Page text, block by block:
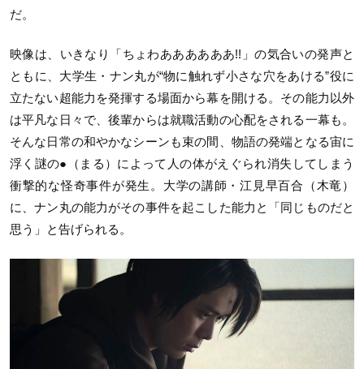
だ。
映像は、いきなり「ちょわああああああ!!」の気合いの発声と
ともに、大学生・ナン丸が“物に触れず小さな穴をあける”役に
立たない超能力を発揮する場面から幕を開ける。その能力以外
は平凡な日々で、後輩からは就職活動の心配をされる一幕も。
そんな日常の和やかなシーンも束の間、物語の発端となる宙に
浮く謎の●（まる）によって人の体がえぐられ消失してしまう
衝撃的な怪奇事件が発生。大学の講師・江見早百合（木竜）
に、ナン丸の能力がその事件を起こした能力と「同じものだと
思う」と告げられる。